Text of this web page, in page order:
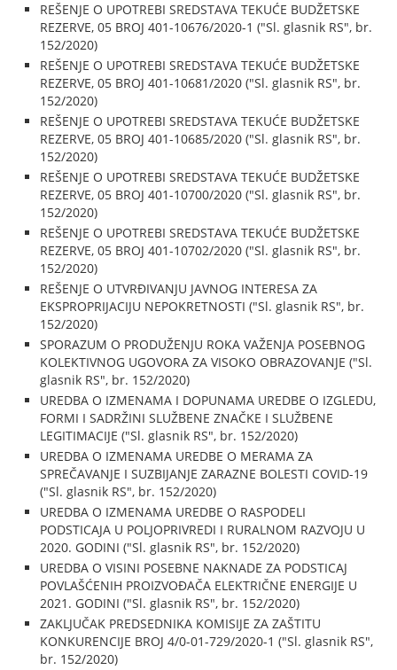
REŠENJE O UPOTREBI SREDSTAVA TEKUĆE BUDŽETSKE
REZERVE, 05 BROJ 401-10676/2020-1 ("Sl. glasnik RS", br.
152/2020)
REŠENJE O UPOTREBI SREDSTAVA TEKUĆE BUDŽETSKE
REZERVE, 05 BROJ 401-10681/2020 ("Sl. glasnik RS", br.
152/2020)
REŠENJE O UPOTREBI SREDSTAVA TEKUĆE BUDŽETSKE
REZERVE, 05 BROJ 401-10685/2020 ("Sl. glasnik RS", br.
152/2020)
REŠENJE O UPOTREBI SREDSTAVA TEKUĆE BUDŽETSKE
REZERVE, 05 BROJ 401-10700/2020 ("Sl. glasnik RS", br.
152/2020)
REŠENJE O UPOTREBI SREDSTAVA TEKUĆE BUDŽETSKE
REZERVE, 05 BROJ 401-10702/2020 ("Sl. glasnik RS", br.
152/2020)
REŠENJE O UTVRĐIVANJU JAVNOG INTERESA ZA
EKSPROPRIJACIJU NEPOKRETNOSTI ("Sl. glasnik RS", br.
152/2020)
SPORAZUM O PRODUŽENJU ROKA VAŽENJA POSEBNOG
KOLEKTIVNOG UGOVORA ZA VISOKO OBRAZOVANJE ("Sl.
glasnik RS", br. 152/2020)
UREDBA O IZMENAMA I DOPUNAMA UREDBE O IZGLEDU,
FORMI I SADRŽINI SLUŽBENE ZNAČKE I SLUŽBENE
LEGITIMACIJE ("Sl. glasnik RS", br. 152/2020)
UREDBA O IZMENAMA UREDBE O MERAMA ZA
SPREČAVANJE I SUZBIJANJE ZARAZNE BOLESTI COVID-19
("Sl. glasnik RS", br. 152/2020)
UREDBA O IZMENAMA UREDBE O RASPODELI
PODSTICAJA U POLJOPRIVREDI I RURALNOM RAZVOJU U
2020. GODINI ("Sl. glasnik RS", br. 152/2020)
UREDBA O VISINI POSEBNE NAKNADE ZA PODSTICAJ
POVLAŠĆENIH PROIZVOĐAČA ELEKTRIČNE ENERGIJE U
2021. GODINI ("Sl. glasnik RS", br. 152/2020)
ZAKLJUČAK PREDSEDNIKA KOMISIJE ZA ZAŠTITU
KONKURENCIJE BROJ 4/0-01-729/2020-1 ("Sl. glasnik RS",
br. 152/2020)